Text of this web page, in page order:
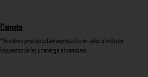
Camote
*Nuestros precios están expresados en soles e incluyen
impuestos de ley y recargo al consumo.